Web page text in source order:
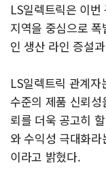
LS일렉트릭은 이
지역을 중심으로
인 생산 라인 증설
LS일렉트릭 관계
수준의 제품 신뢰
뢰를 더욱 공고히
와 수익성 극대화
이라고 밝혔다.